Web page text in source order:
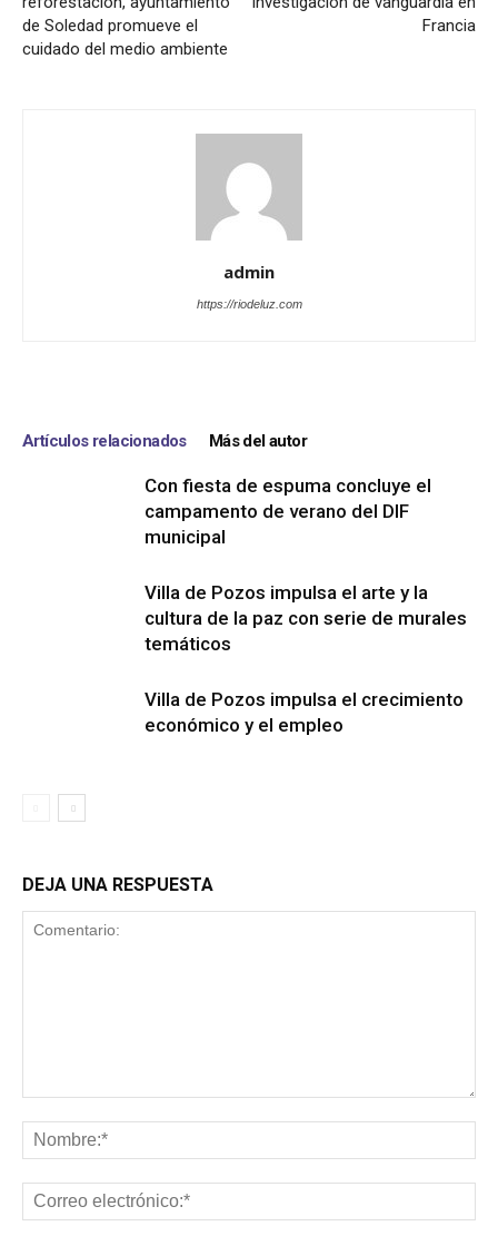
de Soledad promueve el
cuidado del medio ambiente
Francia
admin
https://riodeluz.com
Artículos relacionados Más del autor
Con fiesta de espuma concluye el
campamento de verano del DIF
municipal
Villa de Pozos impulsa el arte y la
cultura de la paz con serie de murales
temáticos
Villa de Pozos impulsa el crecimiento
económico y el empleo
DEJA UNA RESPUESTA